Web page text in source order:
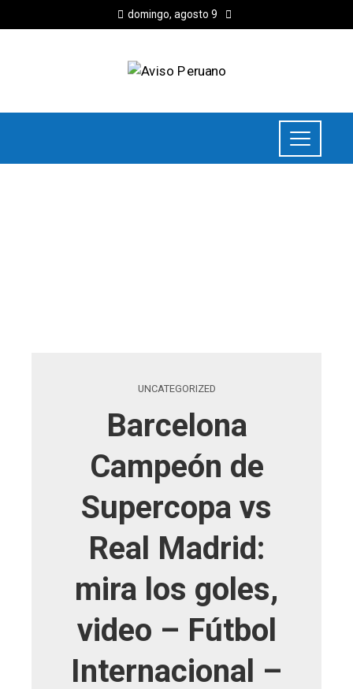
domingo, agosto 9
UNCATEGORIZED
Barcelona
Campeón de
Supercopa vs
Real Madrid:
mira los goles,
video – Fútbol
Internacional –